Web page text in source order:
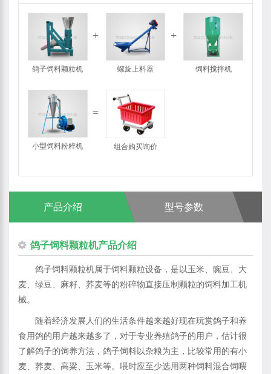
鸽子饲料颗粒机 螺旋上料器 饲料搅拌机
小型饲料粉粹机 组合购买询价
产品介绍 型号参数
鸽子饲料颗粒机产品介绍
鸽子饲料颗粒机属于饲料颗粒设备，是以玉米、豌豆、大
麦、绿豆、麻籽、荞麦等的粉碎物直接压制颗粒的饲料加工机
械。
随着经济发展人们的生活条件越来越好现在玩赏鸽子和养
食用鸽的用户越来越多了，对于专业养殖鸽子的用户，估计很
了解鸽子的饲养方法，鸽子饲料以杂粮为主，比较常用的有小
麦、荞麦、高粱、玉米等。喂时应至少选用两种饲料混合饲喂